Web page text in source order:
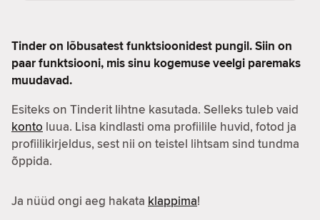
Tinder on lõbusatest funktsioonidest pungil. Siin on
paar funktsiooni, mis sinu kogemuse veelgi paremaks
muudavad.
Esiteks on Tinderit lihtne kasutada. Selleks tuleb vaid
konto luua. Lisa kindlasti oma profiilile huvid, fotod ja
profiilikirjeldus, sest nii on teistel lihtsam sind tundma
õppida.
Ja nüüd ongi aeg hakata klappima!